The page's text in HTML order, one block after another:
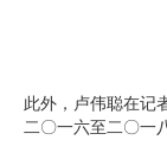
此外，卢伟聪在记
二〇一六至二〇一